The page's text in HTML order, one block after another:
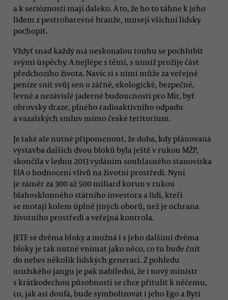
a k serióznosti mají daleko. A to, že ho to táhne k jeho
lidem z pestrobarevné branže, musejí všichni lidsky
pochopit.
Vždyť snad každý má neskonalou touhu se pochlubit
svými úspěchy. A nejlépe s těmi, s nimiž prožije část
předchozího života. Navíc si s nimi může za veřejné
peníze snít svůj sen o zářné, ekologické, bezpečné,
levné a nezávislé jaderné budoucnosti pro Mír, byť
obrovsky draze, plného radioaktivního odpadu
a vazalských smluv mimo české teritorium.
Je také ale nutné připomenout, že doba, kdy plánovaná
výstavba dalších dvou bloků byla ještě v rukou MŽP,
skončila v lednu 2013 vydáním souhlasného stanoviska
EIA o hodnocení vlivů na životní prostředí. Nyní
je záměr za 300 až 500 miliard korun v rukou
blahosklonného státního investora a lidí, kteří
se motají kolem úplně jiných oborů, než je ochrana
životního prostředí a veřejná kontrola.
JETE se dvěma bloky a možná i s jeho dalšími dvěma
bloky je tak nutné vnímat jako něco, co tu bude čnít
do nebes několik lidských generací. Z pohledu
mužského jangu je pak nabíledni, že i nový ministr
s krátkodechou působností se chce přitulit k něčemu,
co, jak asi doufá, bude symbolizovat i jeho Ego a Bytí